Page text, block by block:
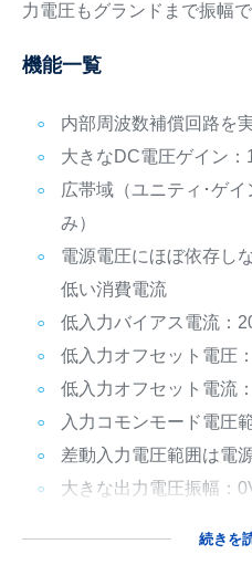
力電圧もグランドまで振幅で
機能一覧
内部周波数補償回路を
大きなDC電圧ゲイン：
広帯域（ユニティ･ゲ
み）
電源電圧にほぼ依存し
低い消費電流
低入力バイアス電流：
低入力オフセット電圧
低入力オフセット電流
入力コモンモード電圧
差動入力電圧範囲は電
大きな出力電圧振幅：
続きを